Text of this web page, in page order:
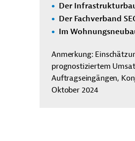
Der
Der Fachverband
Im
Anmerkung:
prognostiziertem
Auftragseingängen,
Oktober 2024